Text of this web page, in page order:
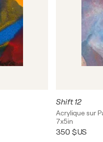
Shift 12
Acrylique sur
7x5in
350 $US